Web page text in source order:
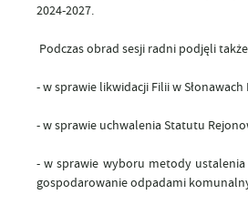
2024-2027.
Podczas obrad sesji radni podjęli
- w sprawie likwidacji Filii w
- w sprawie uchwalenia Statutu
- w sprawie wyboru metody
gospodarowanie odpadami